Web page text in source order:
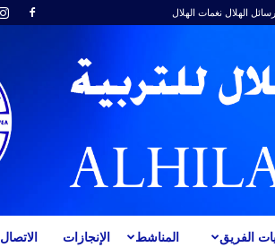
رسائل الهلال نغمات الهلال
الاتصال الإنجازات المناشط الفريق